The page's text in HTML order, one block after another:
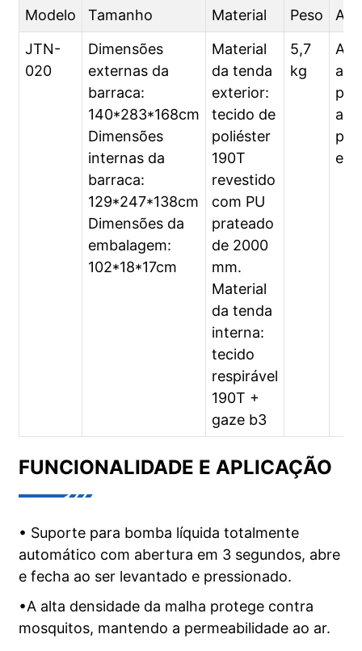
Modelo Tamanho Material Peso
JTN-
020
Dimensões
externas da
barraca:
140*283*168cm
Dimensões
internas da
barraca:
129*247*138cm
Dimensões da
embalagem:
102*18*17cm
Material
da tenda
exterior:
tecido de
poliéster
190T
revestido
com PU
prateado
de 2000
mm.
Material
da tenda
interna:
tecido
respirável
190T +
gaze b3
5,7
kg
ar
etc.
FUNCIONALIDADE E APLICAÇÃO
• Suporte para bomba líquida totalmente
automático com abertura em 3 segundos, abre
e fecha ao ser levantado e pressionado.
•A alta densidade da malha protege contra
mosquitos, mantendo a permeabilidade ao ar.